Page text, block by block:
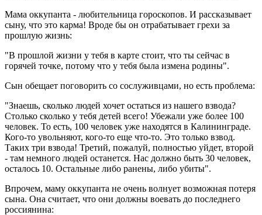
Мама оккупанта - любительница гороскопов. И рассказывает
сыну, что это карма! Вроде бы он отрабатывает грехи за
прошлую жизнь:
"В прошлой жизни у тебя в карте стоит, что ты сейчас в
горячей точке, потому что у тебя была измена родины".
Сын обещает поговорить со сослуживцами, но есть проблема:
"Знаешь, сколько людей хочет остаться из нашего взвода?
Столько сколько у тебя детей всего! Убежали уже более 100
человек. То есть, 100 человек уже находятся в Калининграде.
Кого-то увольняют, кого-то еще что-то. Это только взвод.
Таких три взвода! Третий, пожалуй, полностью уйдет, второй
- там немного людей останется. Нас должно быть 30 человек,
осталось 10. Остальные либо ранены, либо убиты".
Впрочем, маму оккупанта не очень волнует возможная потеря
сына. Она считает, что они должны воевать до последнего
россиянина: